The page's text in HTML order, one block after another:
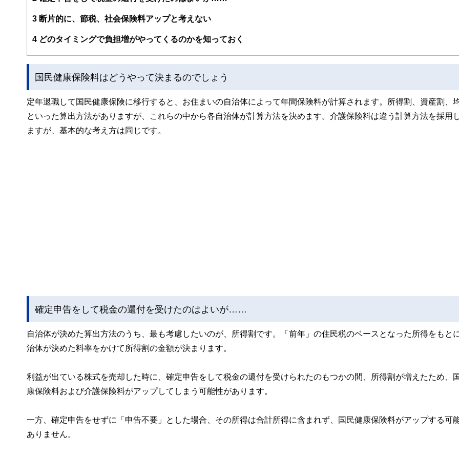
3 断片的に、節税、社会保険料アップと考えない
4 どのタイミングで負担増がやってくるのかを知っておく
国民健康保険料はどうやって決まるのでしょう
定年退職して国民健康保険に移行すると、お住まいの自治体によって年間保険料が計算されます。所得割、資産割、
といった算出方法がありますが、これらの中から各自治体が計算方法を決めます。介護保険料は違う計算方法を採用
ますが、基本的な考え方は同じです。
確定申告をして税金の還付を受けたのはよいが……
自治体が決めた算出方法のうち、最も考慮したいのが、所得割です。「前年」の住民税のベースとなった所得をもと
治体が決めた料率をかけて所得割の金額が決まります。
利益が出ている株式を売却した時に、確定申告をして税金の還付を受けられたのもつかの間、所得割が増えたため、
康保険料および介護保険料がアップしてしまう可能性があります。
一方、確定申告をせずに「申告不要」とした場合、その所得は合計所得に含まれず、国民健康保険料がアップする可
ありません。